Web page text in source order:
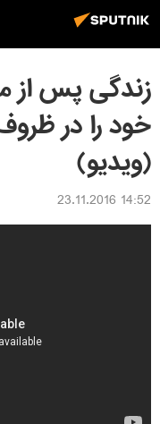
زندگی پس از
خود را در
(ویدیو)
14:52 23.11.2016